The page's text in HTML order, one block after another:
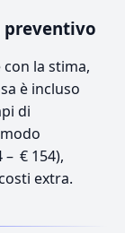
preventivo
la stima,
è incluso
di
€ 154),
extra.